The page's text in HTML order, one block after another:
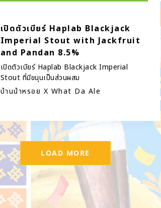
เปิดตัวเบียร์ Haplab Blackjack
Imperial Stout with Jackfruit
and Pandan 8.5%
เปิดตัวเบียร์ Haplab Blackjack Imperial
Stout ที่มีขนุนเป็นส่วนผสม
บ้านน้าหรอย X What Da Ale
LOAD MORE